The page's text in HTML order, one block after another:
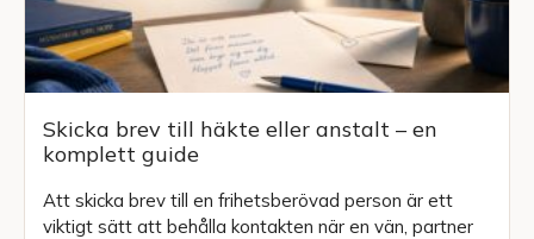
Skicka brev till häkte eller anstalt – en
komplett guide
Att skicka brev till en frihetsberövad person är ett
viktigt sätt att behålla kontakten när en vän, partner